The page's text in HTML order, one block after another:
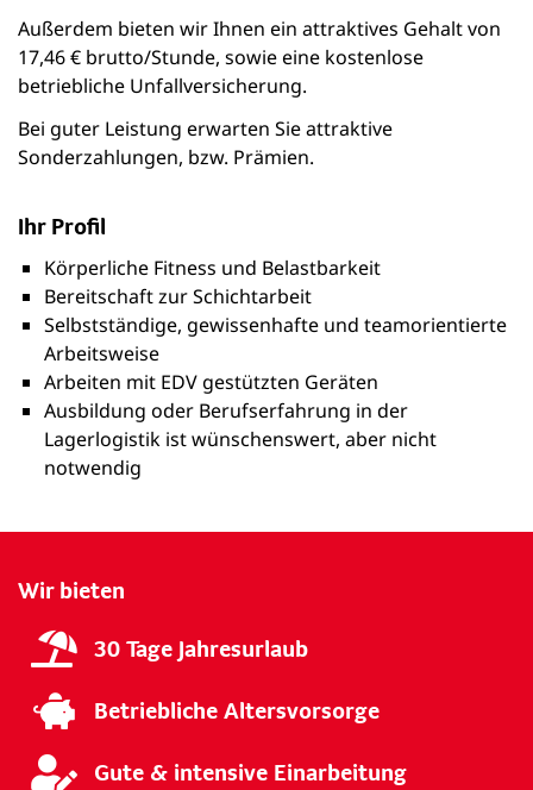
Außerdem bieten wir Ihnen ein attraktives Gehalt von
17,46 € brutto/Stunde, sowie eine kostenlose
betriebliche Unfallversicherung.
Bei guter Leistung erwarten Sie attraktive
Sonderzahlungen, bzw. Prämien.
Ihr Profil
Körperliche Fitness und Belastbarkeit
Bereitschaft zur Schichtarbeit
Selbstständige, gewissenhafte und teamorientierte
Arbeitsweise
Arbeiten mit EDV gestützten Geräten
Ausbildung oder Berufserfahrung in der
Lagerlogistik ist wünschenswert, aber nicht
notwendig
Wir bieten
30 Tage Jahresurlaub
Betriebliche Altersvorsorge
Gute & intensive Einarbeitung